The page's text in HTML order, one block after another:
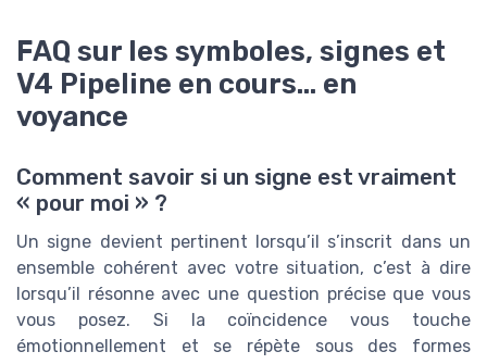
FAQ sur les symboles, signes et
V4 Pipeline en cours... en
voyance
Comment savoir si un signe est vraiment
« pour moi » ?
Un signe devient pertinent lorsqu’il s’inscrit dans un
ensemble cohérent avec votre situation, c’est à dire
lorsqu’il résonne avec une question précise que vous
vous posez. Si la coïncidence vous touche
émotionnellement et se répète sous des formes